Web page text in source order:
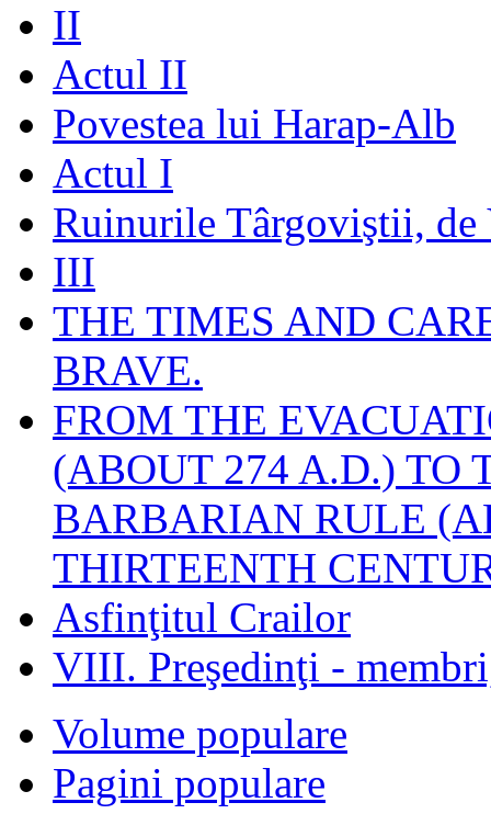
II
Actul II
Povestea lui Harap-Alb
Actul I
Ruinurile Târgoviştii, de
III
THE TIMES AND
BRAVE.
FROM THE
(ABOUT 274 A.D.) TO
BARBARIAN RULE
THIRTEENTH
Asfinţitul Crailor
VIII. Preşedinţi -
Volume populare
Pagini populare